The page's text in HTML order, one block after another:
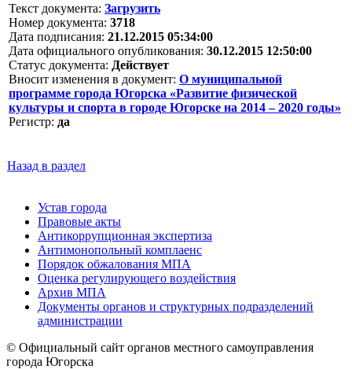
Текст документа: Загрузить
Номер документа: 3718
Дата подписания: 21.12.2015 05:34:00
Дата официального опубликования: 30.12.2015 12:50:00
Статус документа: Действует
Вносит изменения в документ: О муниципальной
программе города Югорска «Развитие физической
культуры и спорта в городе Югорске на 2014 – 2020 годы»
Регистр: да
Назад в раздел
Устав города
Правовые акты
Антикоррупционная экспертиза
Антимонопольный комплаенс
Порядок обжалования МПА
Оценка регулирующего воздействия
Архив МПА
Документы органов и структурных подразделений
администрации
© Официальный сайт органов местного самоуправления
города Югорска